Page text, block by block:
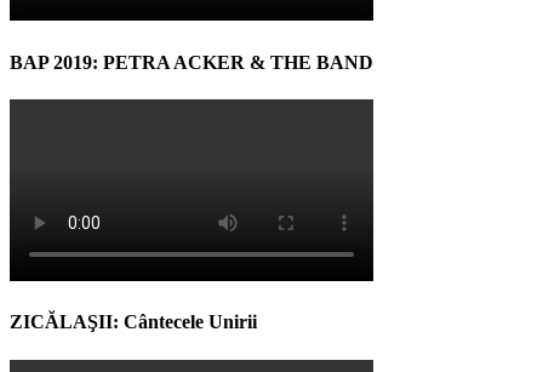
BAP 2019: PETRA ACKER & THE BAND
ZICĂLAŞII: Cântecele Unirii